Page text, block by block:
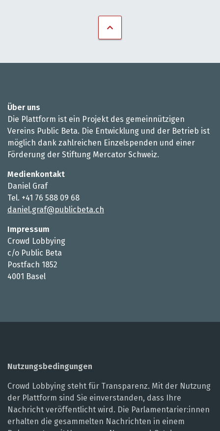
Über uns
Die Plattform ist ein Projekt des gemeinnützigen
Vereins Public Beta. Die Entwicklung und der Betrieb ist
möglich dank zahlreichen Einzelspenden und einer
Förderung der Stiftung Mercator Schweiz.
Medienkontakt
Daniel Graf
Tel. +41 76 588 09 68
daniel.graf@publicbeta.ch
Impressum
Crowd Lobbying
c/o Public Beta
Postfach 1852
4001 Basel
Nutzungsbedingungen
Crowd Lobbying steht für Transparenz. Mit der Nutzung
der Plattform sind Sie einverstanden, dass Ihre
Nachricht veröffentlicht wird. Die Parlamentarier:innen
erhalten die gesammelten Nachrichten in einem